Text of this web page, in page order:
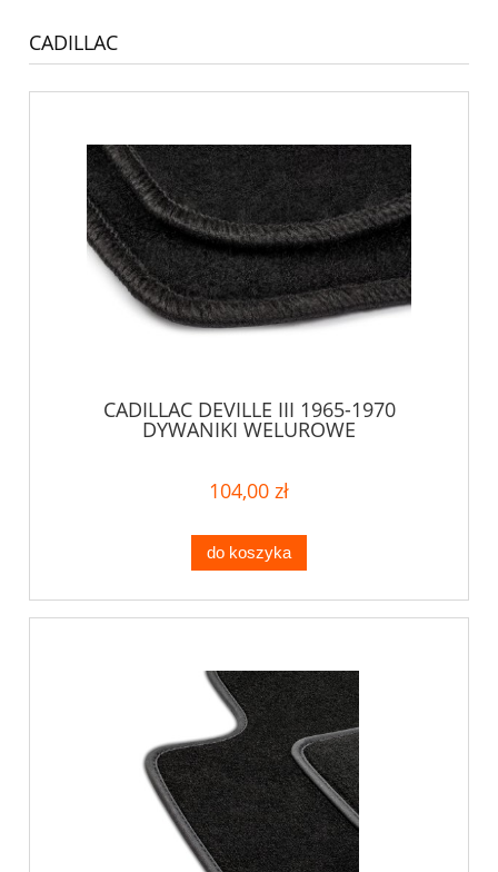
CADILLAC
CADILLAC DEVILLE III 1965-1970
DYWANIKI WELUROWE
104,00 zł
do koszyka